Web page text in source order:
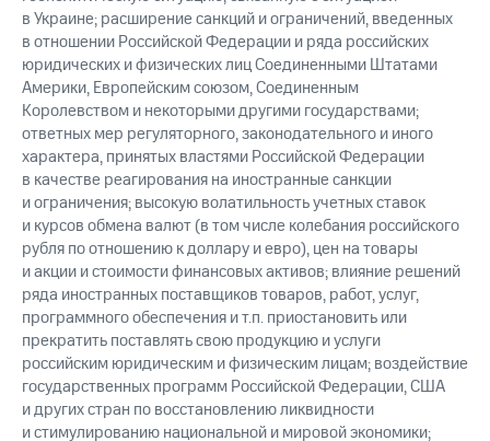
в Украине; расширение санкций и ограничений, введенных
в отношении Российской Федерации и ряда российских
юридических и физических лиц Соединенными Штатами
Америки, Европейским союзом, Соединенным
Королевством и некоторыми другими государствами;
ответных мер регуляторного, законодательного и иного
характера, принятых властями Российской Федерации
в качестве реагирования на иностранные санкции
и ограничения; высокую волатильность учетных ставок
и курсов обмена валют (в том числе колебания российского
рубля по отношению к доллару и евро), цен на товары
и акции и стоимости финансовых активов; влияние решений
ряда иностранных поставщиков товаров, работ, услуг,
программного обеспечения и т.п. приостановить или
прекратить поставлять свою продукцию и услуги
российским юридическим и физическим лицам; воздействие
государственных программ Российской Федерации, США
и других стран по восстановлению ликвидности
и стимулированию национальной и мировой экономики;